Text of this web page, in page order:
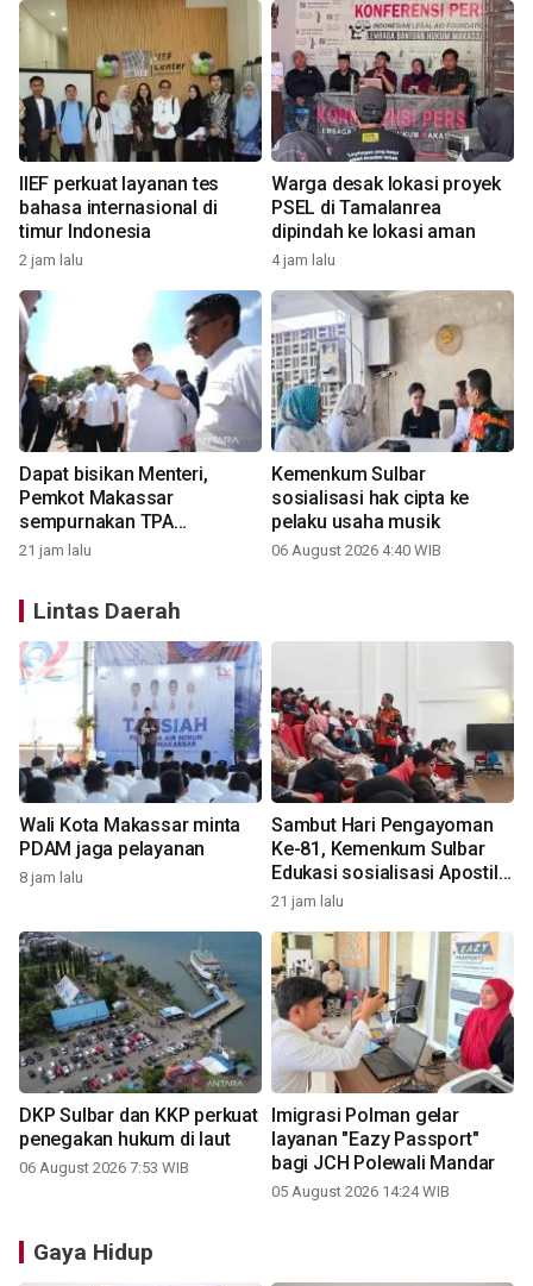
IIEF perkuat layanan tes
bahasa internasional di
timur Indonesia
2 jam lalu
Warga desak lokasi proyek
PSEL di Tamalanrea
dipindah ke lokasi aman
4 jam lalu
Dapat bisikan Menteri,
Pemkot Makassar
sempurnakan TPA
Tamangapa
21 jam lalu
Kemenkum Sulbar
sosialisasi hak cipta ke
pelaku usaha musik
06 August 2026 4:40 WIB
Lintas Daerah
Wali Kota Makassar minta
PDAM jaga pelayanan
8 jam lalu
Sambut Hari Pengayoman
Ke-81, Kemenkum Sulbar
Edukasi sosialisasi Apostille
di Unsulbar
21 jam lalu
DKP Sulbar dan KKP perkuat
penegakan hukum di laut
06 August 2026 7:53 WIB
Imigrasi Polman gelar
layanan "Eazy Passport"
bagi JCH Polewali Mandar
05 August 2026 14:24 WIB
Gaya Hidup